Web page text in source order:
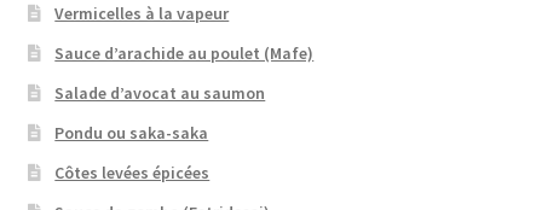
Vermicelles à la vapeur
Sauce d’arachide au poulet (Mafe)
Salade d’avocat au saumon
Pondu ou saka-saka
Côtes levées épicées